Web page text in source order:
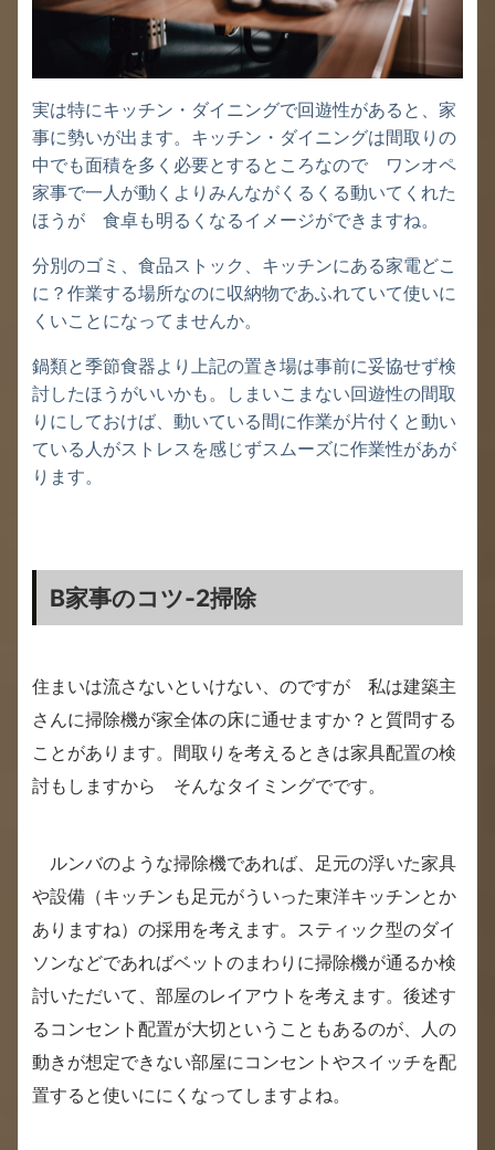
実は特にキッチン・ダイニングで回遊性があると、家
事に勢いが出ます。キッチン・ダイニングは間取りの
中でも面積を多く必要とするところなので ワンオペ
家事で一人が動くよりみんながくるくる動いてくれた
ほうが 食卓も明るくなるイメージができますね。
分別のゴミ、食品ストック、キッチンにある家電どこ
に？作業する場所なのに収納物であふれていて使いに
くいことになってませんか。
鍋類と季節食器より上記の置き場は事前に妥協せず検
討したほうがいいかも。しまいこまない回遊性の間取
りにしておけば、動いている間に作業が片付くと動い
ている人がストレスを感じずスムーズに作業性があが
ります。
B家事のコツ-2掃除
住まいは流さないといけない、のですが 私は建築主
さんに掃除機が家全体の床に通せますか？と質問する
ことがあります。間取りを考えるときは家具配置の検
討もしますから そんなタイミングでです。
ルンバのような掃除機であれば、足元の浮いた家具
や設備（キッチンも足元がういった東洋キッチンとか
ありますね）の採用を考えます。スティック型のダイ
ソンなどであればベットのまわりに掃除機が通るか検
討いただいて、部屋のレイアウトを考えます。後述す
るコンセント配置が大切ということもあるのが、人の
動きが想定できない部屋にコンセントやスイッチを配
置すると使いににくなってしますよね。